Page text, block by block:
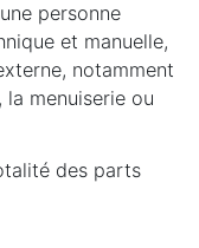
personne
et manuelle,
notamment
la menuiserie ou
des parts